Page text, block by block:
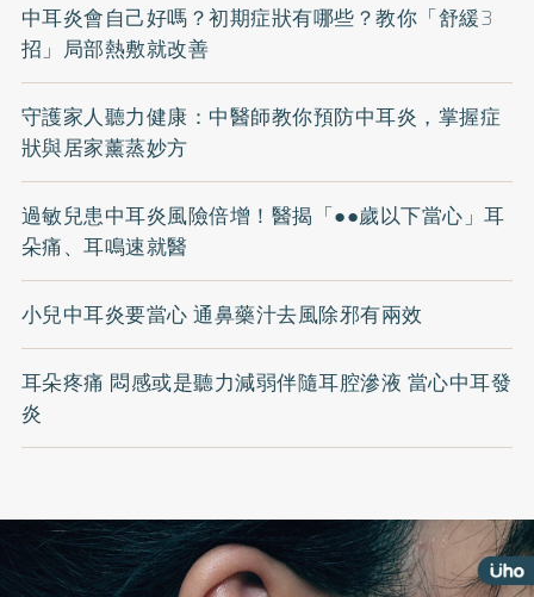
中耳炎會自己好嗎？初期症狀有哪些？教你「舒緩3
招」局部熱敷就改善
守護家人聽力健康：中醫師教你預防中耳炎，掌握症
狀與居家薰蒸妙方
過敏兒患中耳炎風險倍增！醫揭「●●歲以下當心」耳
朵痛、耳鳴速就醫
小兒中耳炎要當心 通鼻藥汁去風除邪有兩效
耳朵疼痛 悶感或是聽力減弱伴隨耳腔滲液 當心中耳發
炎